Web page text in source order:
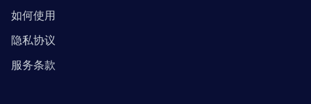
如何使用
隐私协议
服务条款